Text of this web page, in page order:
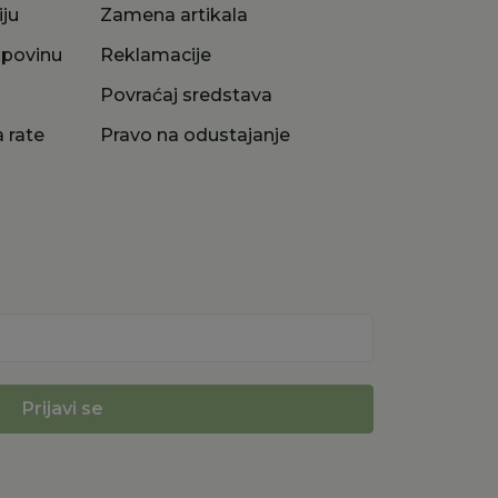
rate
Zamena artikala
Reklamacije
Povraćaj sredstava
Pravo na odustajanje
Prijavi se